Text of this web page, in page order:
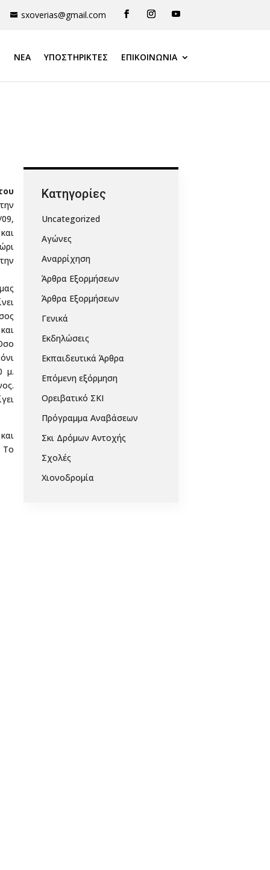
sxoverias@gmail.com
ΝΕΑ ΥΠΟΣΤΗΡΙΚΤΈΣ ΕΠΙΚΟΙΝΩΝΙΑ
μ.
Το
Kατηγορίες
Uncategorized
Αγώνες
Αναρρίχηση
Άρθρα Εξορμήσεων
Άρθρα Εξορμήσεων
Γενικά
Εκδηλώσεις
Εκπαιδευτικά Άρθρα
Επόμενη εξόρμηση
Ορειβατικό ΣΚΙ
Πρόγραμμα Αναβάσεων
Σκι Δρόμων Αντοχής
Σχολές
Χιονοδρομία